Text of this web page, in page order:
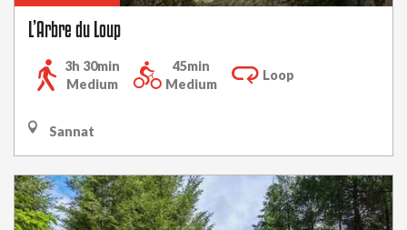
L’Arbre du Loup
3h 30min
Medium
45min
Medium
Loop
Sannat